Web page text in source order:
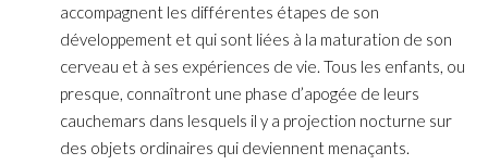
accompagnent les différentes étapes de son
développement et qui sont liées à la maturation de son
cerveau et à ses expériences de vie. Tous les enfants, ou
presque, connaîtront une phase d’apogée de leurs
cauchemars dans lesquels il y a projection nocturne sur
des objets ordinaires qui deviennent menaçants.